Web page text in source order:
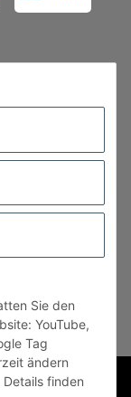
Sie den
YouTube,
Tag
ändern
finden